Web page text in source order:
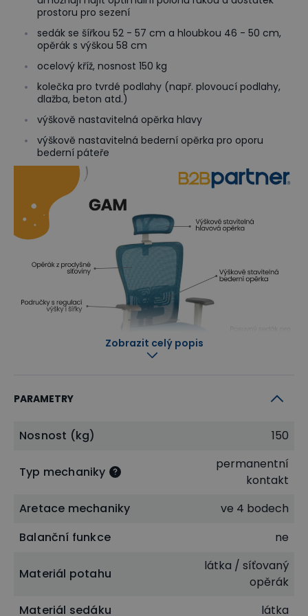
prostoru pro sezení
sedák se šířkou 52 - 57 cm a hloubkou 46 - 50 cm,
opěrák s výškou 58 cm
ocelový kříž, nosnost 150 kg
kolečka pro tvrdé podlahy (např. plovoucí podlahy,
dlažba, beton atd.)
výškově nastavitelná opěrka hlavy
výškově nastavitelná bederní opěrka pro oporu
bederní páteře
Ventilace vzduchu i celoroční pohodlí
U tohoto modelu najdete velmi
materiály v sobě kloubí neocenitelnou prodyšnost s
potřebným pohodlím. Skvěle se tedy hodí pro
celodenní sezení v práci.
Opěrák židleje vyroben
. Tato
Zobrazit celý popis
PARAMETRY
Nosnost (kg) 150
Typ mechaniky
permanentní
kontakt
Aretace mechaniky
ve 4 bodech
Balanční funkce
ne
Materiál potahu
látka / síťovaný
opěrák
Materiál sedáku
látka